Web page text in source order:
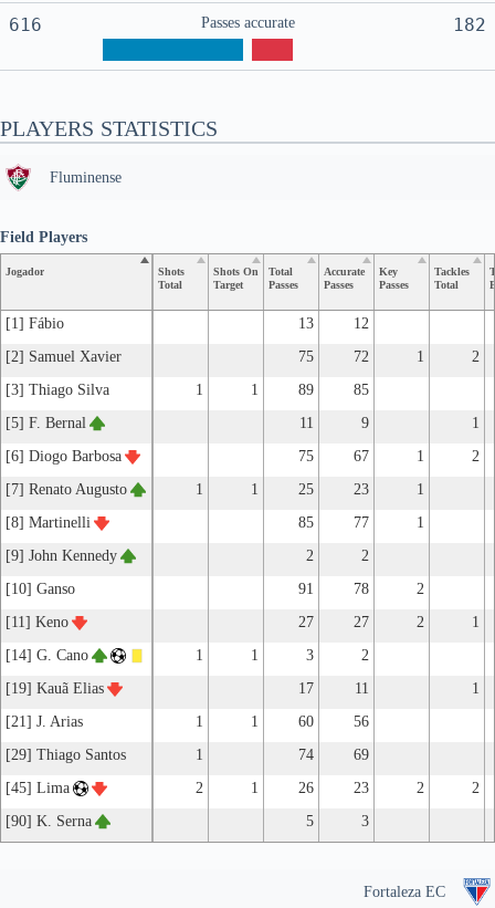
616 Passes accurate 182
PLAYERS STATISTICS
Fluminense
Jogador
Shots
Total
Shots On
Target
Total
Passes
Accurate
Passes
Key
Passes
Tackles
Total
[1] Fábio 13
12
[2] Samuel Xavier
75 72 1
2
[3] Thiago Silva
1 1 89
85
[5] F. Bernal
11 9
1
[6] Diogo Barbosa
75 67 1
2
[7] Renato Augusto
1 1 25 23
1
[8] Martinelli
85 77
1
[9] John Kennedy
2
2
[10] Ganso
91 78
2
[11] Keno
27 27 2
1
[14] G. Cano
1 1 3
2
[19] Kauã Elias
17 11
1
[21] J. Arias
1 1 60
56
[29] Thiago Santos
1 74
69
[45] Lima
2 1 26 23 2
2
[90] K. Serna
5 3
Field Players
Fortaleza EC